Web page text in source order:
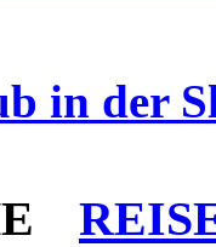
in der